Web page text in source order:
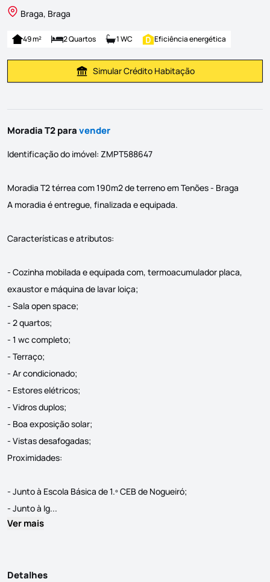
Braga, Braga
49 m² 2 Quartos 1 WC Eficiência energética
Simular Prestação
Simular Crédito Habitação
Moradia T2 paravender
Identificação do imóvel: ZMPT588647
Moradia T2 térrea com 190m2 de terreno em Tenões - Braga
A moradia é entregue, finalizada e equipada.
Características e atributos:
- Cozinha mobilada e equipada com, termoacumulador placa,
exaustor e máquina de lavar loiça;
- Sala open space;
- 2 quartos;
- 1 wc completo;
- Terraço;
- Ar condicionado;
- Estores elétricos;
- Vidros duplos;
- Boa exposição solar;
- Vistas desafogadas;
Proximidades:
- Junto à Escola Básica de 1.º CEB de Nogueiró;
- Junto à Ig...
Ver mais
Detalhes